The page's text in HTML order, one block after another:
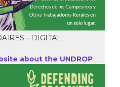
– DIGITAL
about the UNDROP